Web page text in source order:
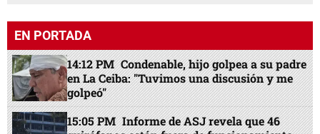
EN PORTADA
14:12 PM Condenable, hijo golpea a su padre
en La Ceiba: "Tuvimos una discusión y me
golpeó"
15:05 PM Informe de ASJ revela que 46